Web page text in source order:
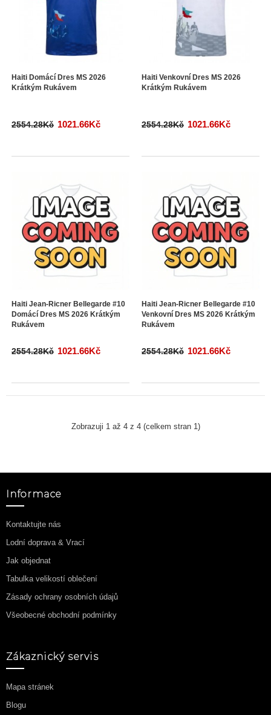
Haiti Domácí Dres MS 2026
Krátkým Rukávem
2554.28Kč 1021.66Kč
Haiti Venkovní Dres MS 2026
Krátkým Rukávem
2554.28Kč 1021.66Kč
Haiti Jean-Ricner Bellegarde #10
Domácí Dres MS 2026 Krátkým
Rukávem
2554.28Kč 1021.66Kč
Haiti Jean-Ricner Bellegarde #10
Venkovní Dres MS 2026 Krátkým
Rukávem
2554.28Kč 1021.66Kč
Zobrazuji 1 až 4 z 4 (celkem stran 1)
Informace
Kontaktujte nás
Lodní doprava & Vrací
Jak objednat
Tabulka velikostí oblečení
Zásady ochrany osobních údajů
Všeobecné obchodní podmínky
Zákaznický servis
Mapa stránek
Blogu